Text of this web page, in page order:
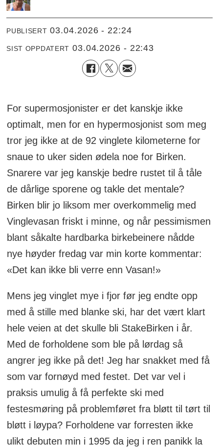
PUBLISERT 03.04.2026 - 22:24
SIST OPPDATERT 03.04.2026 - 22:43
For supermosjonister er det kanskje ikke
optimalt, men for en hypermosjonist som meg
tror jeg ikke at de 92 vinglete kilometerne for
snaue to uker siden ødela noe for Birken.
Snarere var jeg kanskje bedre rustet til å tåle
de dårlige sporene og takle det mentale?
Birken blir jo liksom mer overkommelig med
Vinglevasan friskt i minne, og når pessimismen
blant såkalte hardbarka birkebeinere nådde
nye høyder fredag var min korte kommentar:
«Det kan ikke bli verre enn Vasan!»
Mens jeg vinglet mye i fjor før jeg endte opp
med å stille med blanke ski, har det vært klart
hele veien at det skulle bli StakeBirken i år.
Med de forholdene som ble på lørdag så
angrer jeg ikke på det! Jeg har snakket med få
som var fornøyd med festet. Det var vel i
praksis umulig å få perfekte ski med
festesmøring på problemføret fra bløtt til tørt til
bløtt i løypa? Forholdene var forresten ikke
ulikt debuten min i 1995 da jeg i ren panikk la